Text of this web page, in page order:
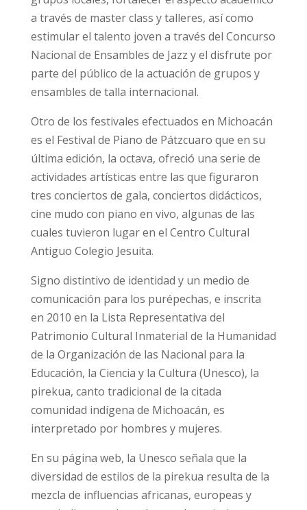
a través de master class y talleres, así como
estimular el talento joven a través del Concurso
Nacional de Ensambles de Jazz y el disfrute por
parte del público de la actuación de grupos y
ensambles de talla internacional.
Otro de los festivales efectuados en Michoacán
es el Festival de Piano de Pátzcuaro que en su
última edición, la octava, ofreció una serie de
actividades artísticas entre las que figuraron
tres conciertos de gala, conciertos didácticos,
cine mudo con piano en vivo, algunas de las
cuales tuvieron lugar en el Centro Cultural
Antiguo Colegio Jesuita.
Signo distintivo de identidad y un medio de
comunicación para los purépechas, e inscrita
en 2010 en la Lista Representativa del
Patrimonio Cultural Inmaterial de la Humanidad
de la Organización de las Nacional para la
Educación, la Ciencia y la Cultura (Unesco), la
pirekua, canto tradicional de la citada
comunidad indígena de Michoacán, es
interpretado por hombres y mujeres.
En su página web, la Unesco señala que la
diversidad de estilos de la pirekua resulta de la
mezcla de influencias africanas, europeas y